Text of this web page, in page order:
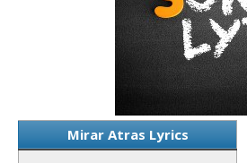
Mirar Atras Lyrics